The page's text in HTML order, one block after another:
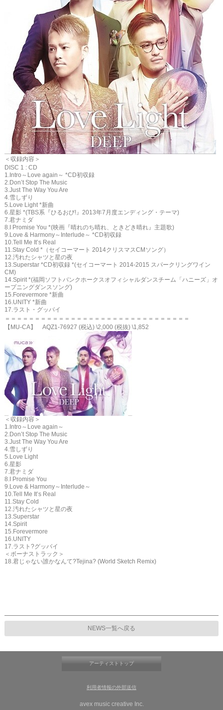
＜収録内容＞
DISC 1 : CD
1.Intro～Love again～ *CD初収録
2.Don’t Stop The Music
3.Just The Way You Are
4.雪しずり
5.Love Light *新曲
6.星影 *(TBS系『ひるおび!』2013年7月度エンディング・テーマ)
7.君ナミダ
8.I Promise You *(映画『晴れのち晴れ、ときどき晴れ』主題歌)
9.Love & Harmony～Interlude～ *CD初収録
10.Tell Me It’s Real
11.Stay Cold *（セイコーマート 2014クリスマスCMソング）
12.汚れたシャツと星の夜
13.Superstar *CD初収録 *(セイコーマート 2014-2015 スパークリングワイン
CM)
14.Spirit *(福岡ソフトバンクホークスオフィシャルダンスチーム「ハニーズ」オ
ープニングダンスソング)
15.Forevermore *新曲
16.UNITY *新曲
17.ラスト・グッバイ
＝＝＝＝＝＝＝＝＝＝＝＝＝＝＝＝＝＝＝＝＝＝＝＝＝＝＝＝＝＝＝
【MU-CA】 AQZ1-76927 (税込) \2,000 (税抜) \1,852
＜収録内容＞
1.Intro～Love again～
2.Don’t Stop The Music
3.Just The Way You Are
4.雪しずり
5.Love Light
6.星影
7.君ナミダ
8.I Promise You
9.Love & Harmony～Interlude～
10.Tell Me It’s Real
11.Stay Cold
12.汚れたシャツと星の夜
13.Superstar
14.Spirit
15.Forevermore
16.UNITY
17.ラスト?グッバイ
＜ボーナストラック＞
18.君じゃない誰かなんて?Tejina? (World Sketch Remix)
NEWS一覧へ戻る
アーティストトップ
利用者情報の外部送信
avex music creative Inc.